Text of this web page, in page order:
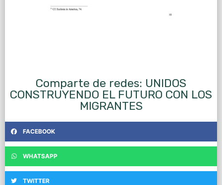
Comparte de redes: UNIDOS
CONSTRUYENDO EL FUTURO CON LOS
MIGRANTES
FACEBOOK
WHATSAPP
TWITTER